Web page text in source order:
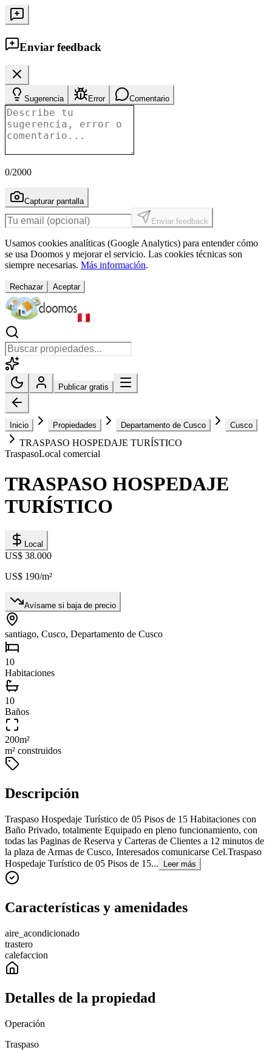
Enviar feedback
Sugerencia Error Comentario
0/2000
Capturar pantalla
Enviar feedback
Usamos cookies analíticas (Google Analytics) para entender cómo
se usa Doomos y mejorar el servicio. Las cookies técnicas son
siempre necesarias. Más información.
Rechazar Aceptar
Publicar gratis
Inicio Propiedades Departamento de Cusco Cusco
TRASPASO HOSPEDAJE TURÍSTICO
TraspasoLocal comercial
TRASPASO HOSPEDAJE
TURÍSTICO
Local
US$ 38.000
US$ 190/m²
Avísame si baja de precio
santiago, Cusco, Departamento de Cusco
10
Habitaciones
10
Baños
200m²
m² construidos
Descripción
Traspaso Hospedaje Turístico de 05 Pisos de 15 Habitaciones con
Baño Privado, totalmente Equipado en pleno funcionamiento, con
todas las Paginas de Reserva y Carteras de Clientes a 12 minutos de
la plaza de Armas de Cusco, Interesados comunicarse Cel.Traspaso
Hospedaje Turístico de 05 Pisos de 15...
Leer más
Características y amenidades
aire_acondicionado
trastero
calefaccion
Detalles de la propiedad
Operación
Traspaso